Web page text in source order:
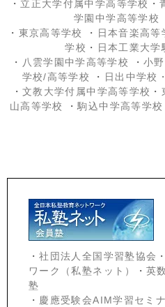
・ 立正大学付属中学高等学校 ・
学園中学高等学校
・ 東京高等学校 ・ 日本音楽高等
学校 ・
日本工業大学
・ 八雲学園中学高等学校 ・ 小
学校/高等学校
・ 日出中学校
・ 文教大学付属中学高等学校 ・
山高等学校
・駒込中学高等学校
・社団法人全国学習塾協会 ・
ワーク（私塾ネット）
・ 英
塾
・ 慶應受験会AIM学習セミ